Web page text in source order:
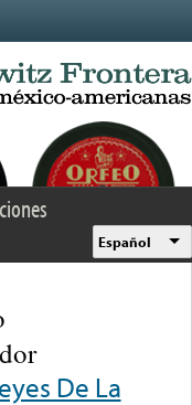
Español
De La